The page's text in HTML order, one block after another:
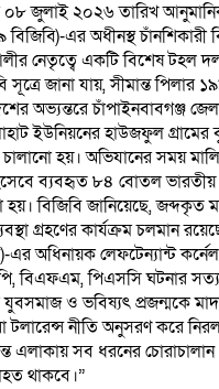
০৮ জুলাই ২০২৬ তারিখ
বিজিবি)-এর অধীনস্থ
নেতৃত্বে একটি বিশেষ টহল
সূত্রে জানা যায়, সীমান্ত
অভ্যন্তরে চাঁপাইনবাবগঞ্জ
ইউনিয়নের হাউজফুল গ্রামের
হয়। অভিযানের সময়
ব্যবহৃত ৮৪ বোতল ভারতীয়
বিজিবি জানিয়েছে, জব্দকৃত
গ্রহণের কার্যক্রম চলমান
এর অধিনায়ক লেফটেন্যান্ট
বিএফএম, পিএসসি ঘটনার
যুবসমাজ ও ভবিষ্যৎ প্রজন্মকে
টলারেন্স নীতি অনুসরণ করে
এলাকায় সব ধরনের
থাকবে।”